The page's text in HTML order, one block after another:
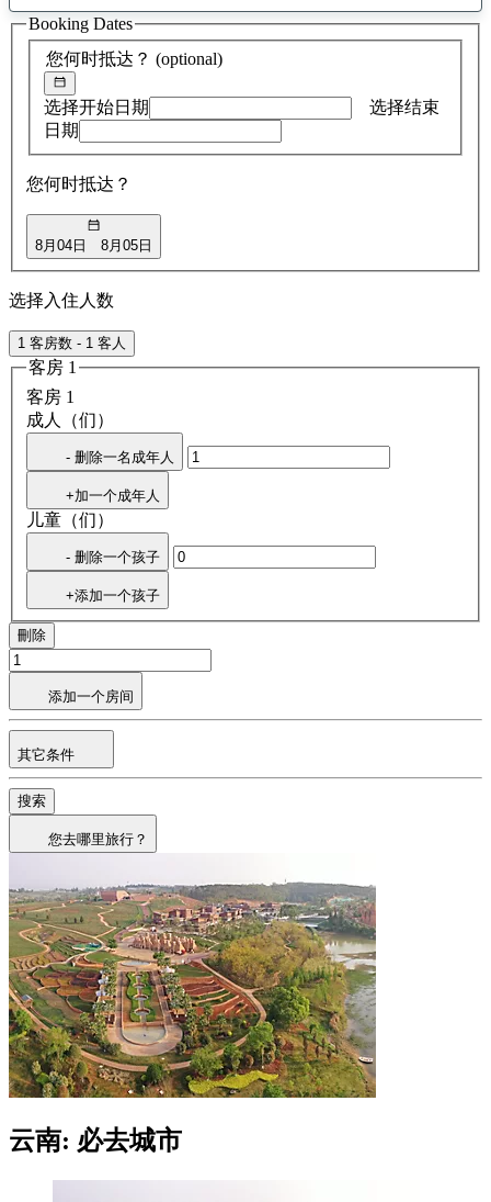
找
到
您何时抵达？ (optional)
选择开始日期
选择结束
日期
您何时抵达？
8月04日 8月05日
Booking Dates
选择入住人数
1 客房数 - 1 客人
客房 1
客房 1
成人（们）
- 删除一名成年人
+加一个成年人
儿童（们）
- 删除一个孩子
+添加一个孩子
刪除
添加一个房间
其它条件
搜索
您去哪里旅行？
云南: 必去城市